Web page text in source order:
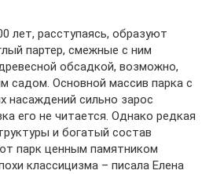
лет, расступаясь, образуют
партер, смежные с ним
обсадкой, возможно,
садом. Основной массив парка с
насаждений сильно зарос
его не читается. Однако редкая
и богатый состав
парк ценным памятником
классицизма – писала Елена